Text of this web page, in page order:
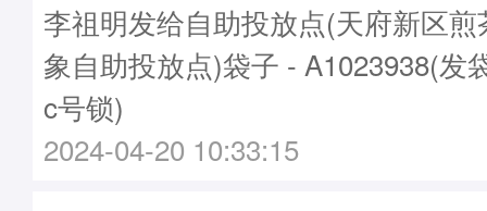
李祖明发给自助投放点(天府新区
象自助投放点)袋子 - A1023938(发
c号锁)
2024-04-20 10:33:15